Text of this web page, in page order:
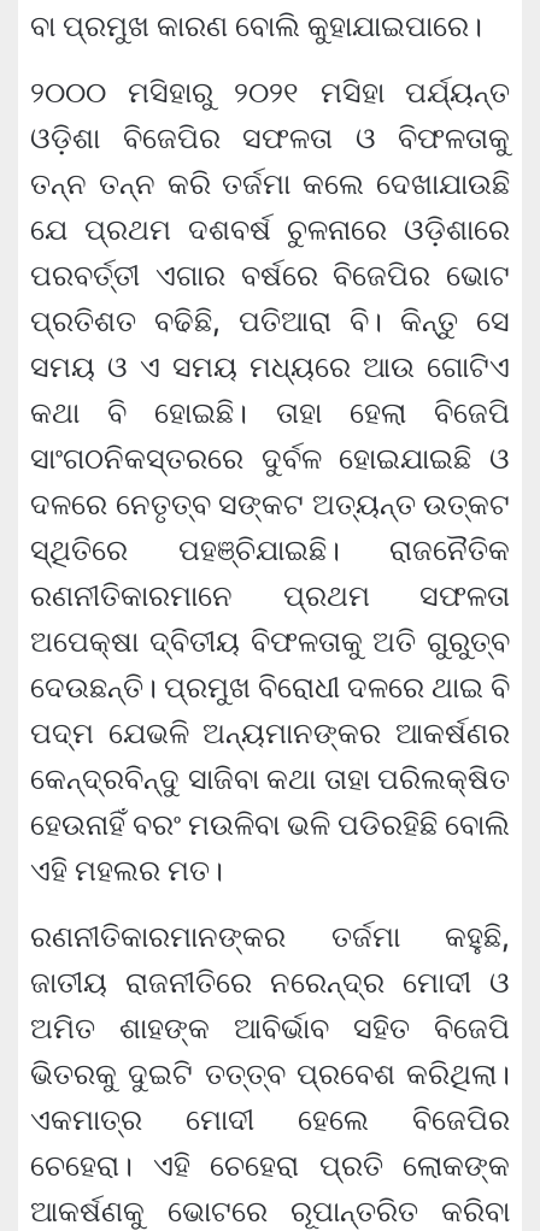
ବା ପ୍ରମୁଖ କାରଣ ବୋଲି କୁହାଯାଇପାରେ।
୨୦୦୦ ମସିହାରୁ ୨୦୨୧ ମସିହା ପର୍ଯ୍ୟନ୍ତ
ଓଡ଼ିଶା ବିଜେପିର ସଫଳତା ଓ ବିଫଳତାକୁ
ତନ୍ନ ତନ୍ନ କରି ତର୍ଜମା କଲେ ଦେଖାଯାଉଛି
ଯେ ପ୍ରଥମ ଦଶବର୍ଷ ଚୁଳନାରେ ଓଡ଼ିଶାରେ
ପରବର୍ତ୍ତୀ ଏଗାର ବର୍ଷରେ ବିଜେପିର ଭୋଟ
ପ୍ରତିଶତ ବଢିଛି, ପତିଆରା ବି। କିନ୍ତୁ ସେ
ସମୟ ଓ ଏ ସମୟ ମଧ୍ୟରେ ଆଉ ଗୋଟିଏ
କଥା ବି ହୋଇଛି। ତାହା ହେଲା ବିଜେପି
ସାଂଗଠନିକସ୍ତରରେ ଦୁର୍ବଳ ହୋଇଯାଇଛି ଓ
ଦଳରେ ନେତୃତ୍ବ ସଙ୍କଟ ଅତ୍ୟନ୍ତ ଉତ୍କଟ
ସ୍ଥିତିରେ ପହଞ୍ଚିଯାଇଛି। ରାଜନୈତିକ
ରଣନୀତିକାରମାନେ ପ୍ରଥମ ସଫଳତା
ଅପେକ୍ଷା ଦ୍ବିତୀୟ ବିଫଳତାକୁ ଅତି ଗୁରୁତ୍ବ
ଦେଉଛନ୍ତି। ପ୍ରମୁଖ ବିରୋଧୀ ଦଳରେ ଥାଇ ବି
ପଦ୍ମ ଯେଭଳି ଅନ୍ୟମାନଙ୍କର ଆକର୍ଷଣର
କେନ୍ଦ୍ରବିନ୍ଦୁ ସାଜିବା କଥା ତାହା ପରିଲକ୍ଷିତ
ହେଉନାହିଁ ବରଂ ମଉଳିବା ଭଳି ପଡିରହିଛି ବୋଲି
ଏହି ମହଲର ମତ।
ରଣନୀତିକାରମାନଙ୍କର ତର୍ଜମା କହୁଛି,
ଜାତୀୟ ରାଜନୀତିରେ ନରେନ୍ଦ୍ର ମୋଦୀ ଓ
ଅମିତ ଶାହଙ୍କ ଆବିର୍ଭାବ ସହିତ ବିଜେପି
ଭିତରକୁ ଦୁଇଟି ତତ୍ତ୍ବ ପ୍ରବେଶ କରିଥିଲା।
ଏକମାତ୍ର ମୋଦୀ ହେଲେ ବିଜେପିର
ଚେହେରା। ଏହି ଚେହେରା ପ୍ରତି ଲୋକଙ୍କ
ଆକର୍ଷଣକୁ ଭୋଟରେ ରୂପାନ୍ତରିତ କରିବା